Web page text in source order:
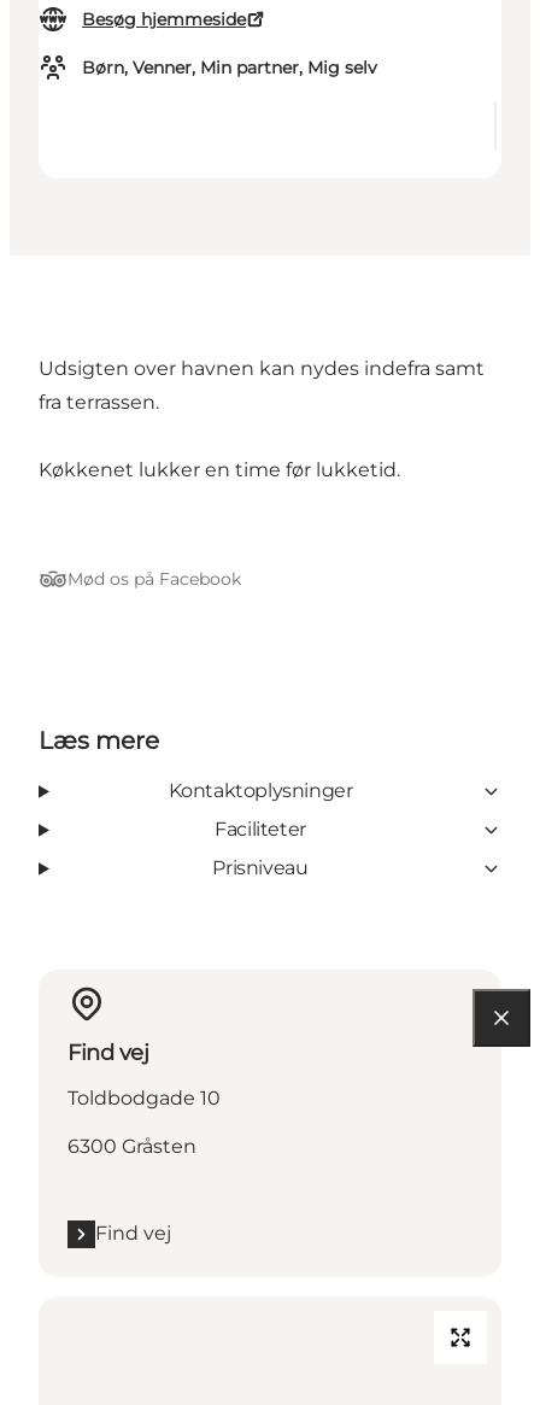
Besøg hjemmeside
Børn, Venner, Min partner, Mig selv
Udsigten over havnen kan nydes indefra samt
fra terrassen.
Køkkenet lukker en time før lukketid.
Tripadvisor
Mød os på Facebook
Læs mere
Kontaktoplysninger
Faciliteter
Prisniveau
Find vej
Toldbodgade 10
6300 Gråsten
Find vej